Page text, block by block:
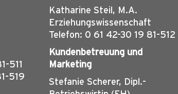
511
519
Katharine Steil, M.A.
Erziehungswissenschaft
Telefon: 0 61 42-30 19 81-512
Kundenbetreuung und
Marketing
Stefanie Scherer, Dipl.-